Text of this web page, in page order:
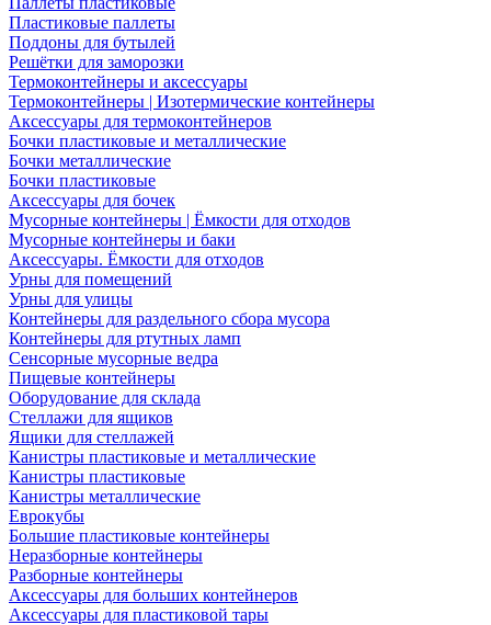
Пластиковые паллеты
Поддоны для бутылей
Решётки для заморозки
Термоконтейнеры и аксессуары
Термоконтейнеры | Изотермические контейнеры
Аксессуары для термоконтейнеров
Бочки пластиковые и металлические
Бочки металлические
Бочки пластиковые
Аксессуары для бочек
Мусорные контейнеры | Ёмкости для отходов
Мусорные контейнеры и баки
Аксессуары. Ёмкости для отходов
Урны для помещений
Урны для улицы
Контейнеры для раздельного сбора мусора
Контейнеры для ртутных ламп
Сенсорные мусорные ведра
Пищевые контейнеры
Оборудование для склада
Стеллажи для ящиков
Ящики для стеллажей
Канистры пластиковые и металлические
Канистры пластиковые
Канистры металлические
Еврокубы
Большие пластиковые контейнеры
Неразборные контейнеры
Разборные контейнеры
Аксессуары для больших контейнеров
Аксессуары для пластиковой тары